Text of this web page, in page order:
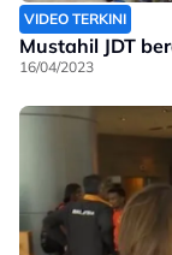
VIDEO TERKINI
Mustahil JDT
16/04/2023